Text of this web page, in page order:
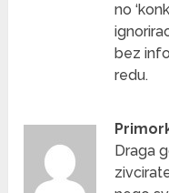
no
bez
redu.
Draga